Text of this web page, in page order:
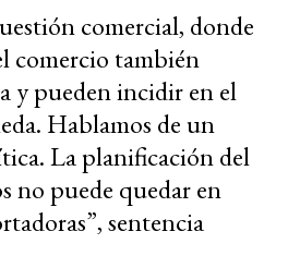
comercial, donde
comercio también
y pueden incidir en el
Hablamos de un
La planificación del
no puede quedar en
sentencia